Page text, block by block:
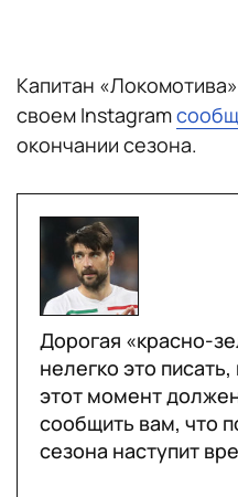
Капитан
своем Instagram
окончании сезона.
Дорогая «красно-
нелегко это
этот момент
сообщить вам, что
сезона наступит